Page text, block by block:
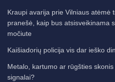
Kraupi avarija prie Vilniaus atėmė
pranešė, kaip bus atsisveikinama
močiute
Kaišiadorių policija vis dar ieško
Metalo, kartumo ar rūgšties
signalai?